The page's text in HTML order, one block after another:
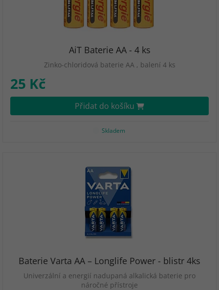
AiT Baterie AA - 4 ks
Zinko-chloridová baterie AA , balení 4 ks
25 Kč
Přidat do košíku
Skladem
Baterie Varta AA – Longlife Power - blistr 4ks
Univerzální a energií nadupaná alkalická baterie pro
náročné přístroje